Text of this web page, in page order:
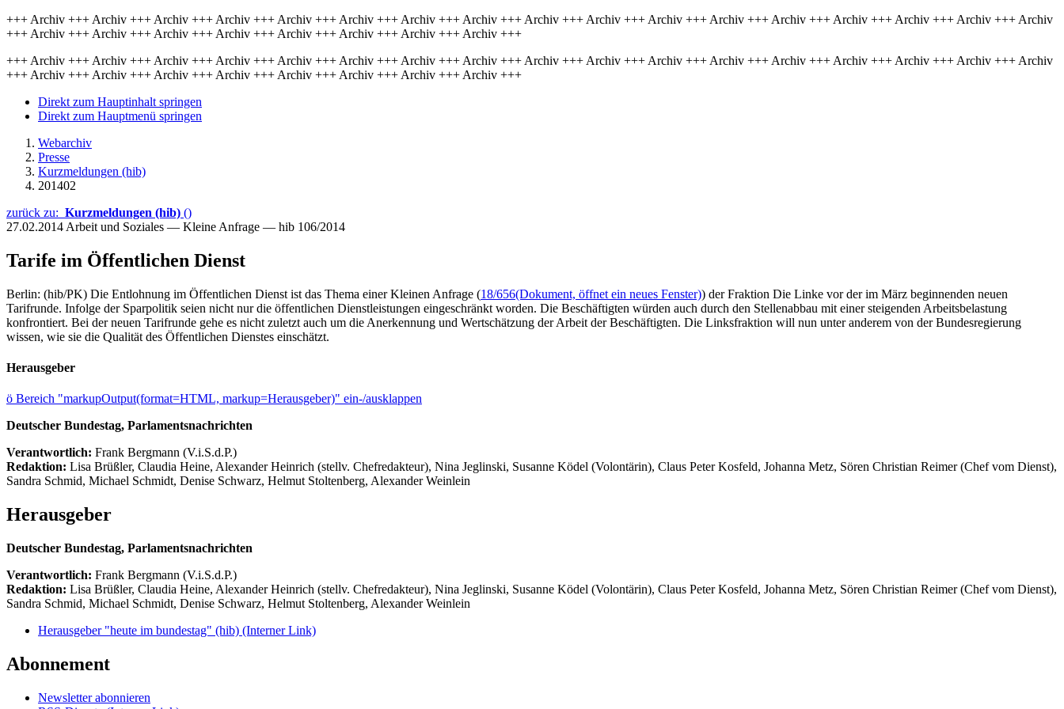
+++ Archiv +++ Archiv +++ Archiv +++ Archiv +++ Archiv +++ Archiv +++ Archiv +++ Archiv +++ Archiv +++ Archiv +++ Archiv +++ Archiv +++ Archiv +++ Archiv +++ Archiv +++ Archiv +++ Archiv
+++ Archiv +++ Archiv +++ Archiv +++ Archiv +++ Archiv +++ Archiv +++ Archiv +++ Archiv +++
+++ Archiv +++ Archiv +++ Archiv +++ Archiv +++ Archiv +++ Archiv +++ Archiv +++ Archiv +++ Archiv +++ Archiv +++ Archiv +++ Archiv +++ Archiv +++ Archiv +++ Archiv +++ Archiv +++ Archiv
+++ Archiv +++ Archiv +++ Archiv +++ Archiv +++ Archiv +++ Archiv +++ Archiv +++ Archiv +++
Direkt zum Hauptinhalt springen
Direkt zum Hauptmenü springen
Webarchiv
Presse
Kurzmeldungen (hib)
201402
zurück zu: Kurzmeldungen (hib) ()
27.02.2014 Arbeit und Soziales — Kleine Anfrage — hib 106/2014
Tarife im Öffentlichen Dienst
Berlin: (hib/PK) Die Entlohnung im Öffentlichen Dienst ist das Thema einer Kleinen Anfrage (18/656(Dokument, öffnet ein neues Fenster)) der Fraktion Die Linke vor der im März beginnenden neuen
Tarifrunde. Infolge der Sparpolitik seien nicht nur die öffentlichen Dienstleistungen eingeschränkt worden. Die Beschäftigten würden auch durch den Stellenabbau mit einer steigenden Arbeitsbelastung
konfrontiert. Bei der neuen Tarifrunde gehe es nicht zuletzt auch um die Anerkennung und Wertschätzung der Arbeit der Beschäftigten. Die Linksfraktion will nun unter anderem von der Bundesregierung
wissen, wie sie die Qualität des Öffentlichen Dienstes einschätzt.
Herausgeber
ö Bereich "markupOutput(format=HTML, markup=Herausgeber)" ein-/ausklappen
Deutscher Bundestag, Parlamentsnachrichten
Verantwortlich: Frank Bergmann (V.i.S.d.P.)
Redaktion: Lisa Brüßler, Claudia Heine, Alexander Heinrich (stellv. Chefredakteur), Nina Jeglinski, Susanne Ködel (Volontärin), Claus Peter Kosfeld, Johanna Metz, Sören Christian Reimer (Chef vom Dienst),
Sandra Schmid, Michael Schmidt, Denise Schwarz, Helmut Stoltenberg, Alexander Weinlein
Herausgeber
Deutscher Bundestag, Parlamentsnachrichten
Verantwortlich: Frank Bergmann (V.i.S.d.P.)
Redaktion: Lisa Brüßler, Claudia Heine, Alexander Heinrich (stellv. Chefredakteur), Nina Jeglinski, Susanne Ködel (Volontärin), Claus Peter Kosfeld, Johanna Metz, Sören Christian Reimer (Chef vom Dienst),
Sandra Schmid, Michael Schmidt, Denise Schwarz, Helmut Stoltenberg, Alexander Weinlein
Herausgeber "heute im bundestag" (hib) (Interner Link)
Abonnement
Newsletter abonnieren